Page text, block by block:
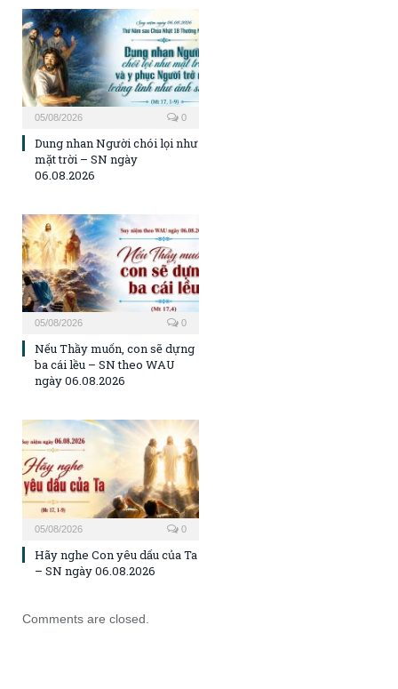
05/08/2026 0
Dung nhan Người chói lọi như
mặt trời – SN ngày
06.08.2026
05/08/2026 0
Nếu Thầy muốn, con sẽ dựng
ba cái lều – SN theo WAU
ngày 06.08.2026
05/08/2026 0
Hãy nghe Con yêu dấu của Ta
– SN ngày 06.08.2026
Comments are closed.